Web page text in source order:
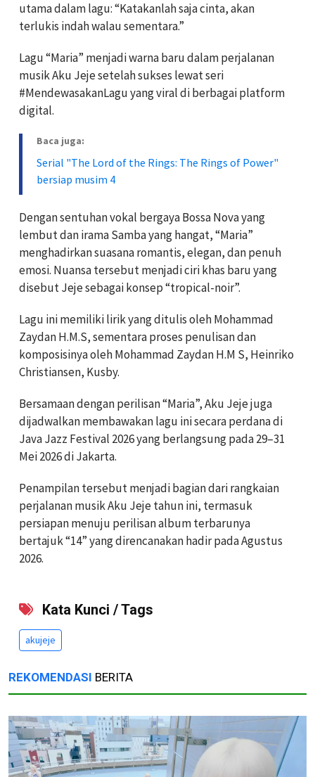
utama dalam lagu: “Katakanlah saja cinta, akan
terlukis indah walau sementara.”
Lagu “Maria” menjadi warna baru dalam perjalanan
musik Aku Jeje setelah sukses lewat seri
#MendewasakanLagu yang viral di berbagai platform
digital.
Baca juga:
Serial "The Lord of the Rings: The Rings of Power"
bersiap musim 4
Dengan sentuhan vokal bergaya Bossa Nova yang
lembut dan irama Samba yang hangat, “Maria”
menghadirkan suasana romantis, elegan, dan penuh
emosi. Nuansa tersebut menjadi ciri khas baru yang
disebut Jeje sebagai konsep “tropical-noir”.
Lagu ini memiliki lirik yang ditulis oleh Mohammad
Zaydan H.M.S, sementara proses penulisan dan
komposisinya oleh Mohammad Zaydan H.M S, Heinriko
Christiansen, Kusby.
Bersamaan dengan perilisan “Maria”, Aku Jeje juga
dijadwalkan membawakan lagu ini secara perdana di
Java Jazz Festival 2026 yang berlangsung pada 29–31
Mei 2026 di Jakarta.
Penampilan tersebut menjadi bagian dari rangkaian
perjalanan musik Aku Jeje tahun ini, termasuk
persiapan menuju perilisan album terbarunya
bertajuk “14” yang direncanakan hadir pada Agustus
2026.
Kata Kunci / Tags
akujeje
REKOMENDASI BERITA